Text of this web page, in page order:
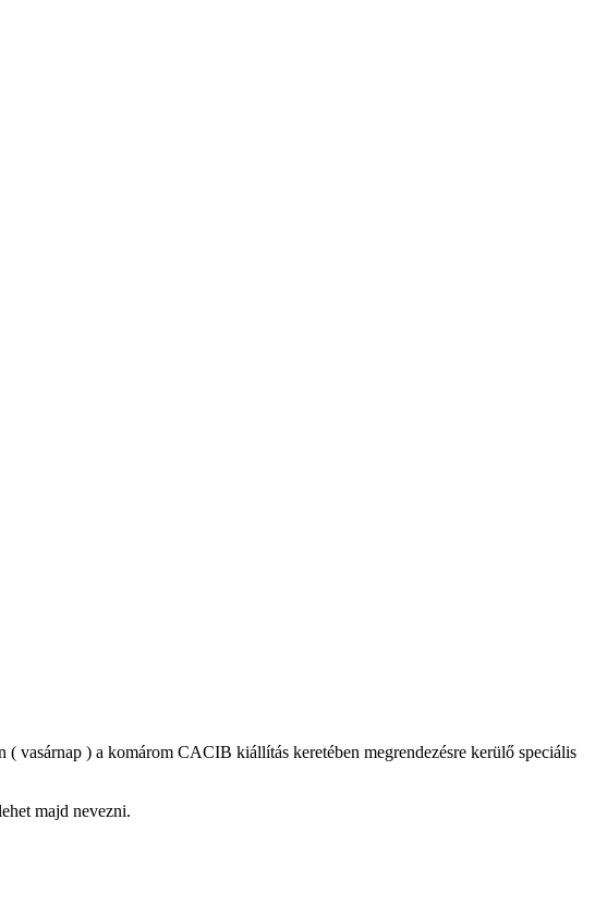
vasárnap ) a komárom CACIB kiállítás keretében megrendezésre kerülő speciális
majd nevezni.